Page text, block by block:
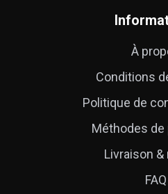
À
Conditions
Politique de
Méthodes
Livraison
FAQ